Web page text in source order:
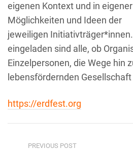
eigenen Kontext und in
Möglichkeiten und Ideen der
jeweiligen
eingeladen sind alle, ob
Einzelpersonen, die Wege hin
lebensfördernden
https://erdfest.org
PREVIOUS POST